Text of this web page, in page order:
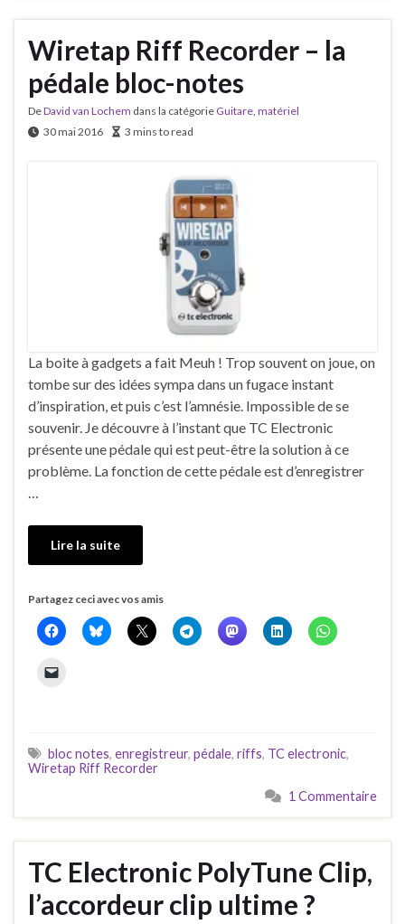
Wiretap Riff Recorder – la
pédale bloc-notes
DeDavid van Lochem dans la catégorie Guitare matériel
30 mai 2016
3 mins to read
La boite à gadgets a fait Meuh ! Trop souvent on joue, on
tombe sur des idées sympa dans un fugace instant
d’inspiration, et puis c’est l’amnésie. Impossible de se
souvenir. Je découvre à l’instant que TC Electronic
présente une pédale qui est peut-être la solution à ce
problème. La fonction de cette pédale est d’enregistrer
…
Lire la suite
Partagez ceci avec vos amis
bloc notes, enregistreur, pédale, riffs, TC electronic,
Wiretap Riff Recorder
1 Commentaire
TC Electronic PolyTune Clip,
l’accordeur clip ultime ?